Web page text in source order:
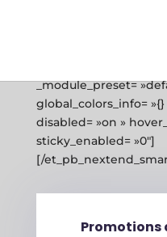
_module_preset=
global_colors_info=
disabled= »on »
sticky_enabled= »0″]
[/
Promotions